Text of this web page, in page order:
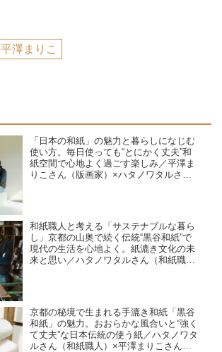
平澤まりこ
「日本の和紙」の魅力と暮らしになじむ
使い方。毎日使っても“とにかく丈夫”和
紙空間で心地よく過ごす楽しみ／平澤ま
りこさん（版画家）×ハタノワタルさん
和紙職人と考える「サステナブルな暮ら
し」京都の山奥で続く伝統“黒谷和紙”で
現代の生活を心地よく。紙漉き文化の未
来と思い／ハタノワタルさん（和紙職
京都の秘境で生まれる手漉き和紙「黒谷
和紙」の魅力。おおらかな風合いと“強く
て丈夫”な日本伝統の使う紙／ハタノワタ
ルさん（和紙職人）×平澤まりこさん